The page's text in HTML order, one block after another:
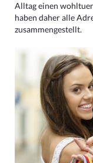
Alltag einen
haben daher alle
zusammengestellt.